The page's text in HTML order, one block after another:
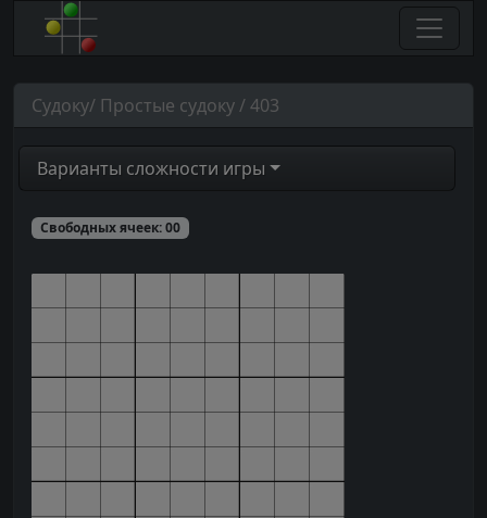
Судоку/ Простые судоку / 403
Варианты сложности игры
Свободных ячеек:00